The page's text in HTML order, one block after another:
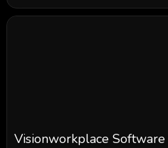
Visionworkplace